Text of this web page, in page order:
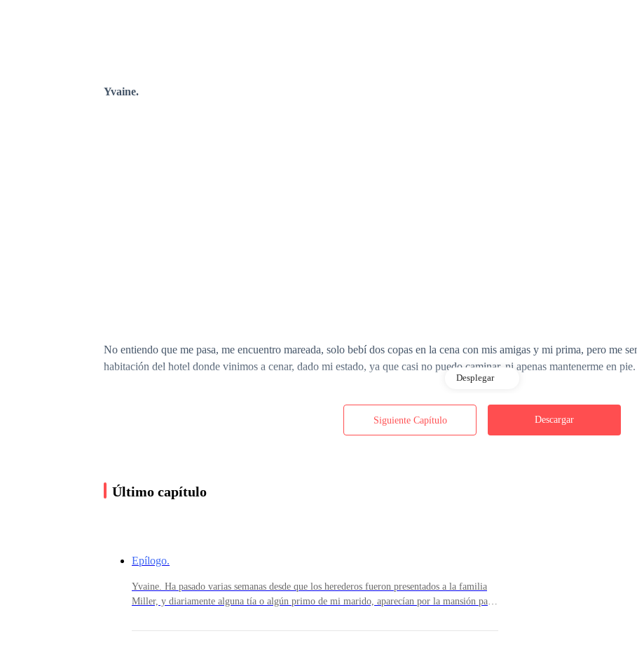
Yvaine.
No entiendo que me pasa, me encuentro mareada, solo bebí dos copas en la cena con mis amigas y mi prima, pero me
habitación del hotel donde vinimos a cenar, dado mi estado, ya que casi no puedo caminar, ni apenas mantenerme en pie.
Desplegar
Siguiente Capítulo Descargar
Último capítulo
Epílogo.
Yvaine. Ha pasado varias semanas desde que los herederos fueron presentados a la familia
Miller, y diariamente alguna tía o algún primo de mi marido, aparecían por la mansión para
en cambio estaban encantados. Norman hacia una semana que había salido de viaje de